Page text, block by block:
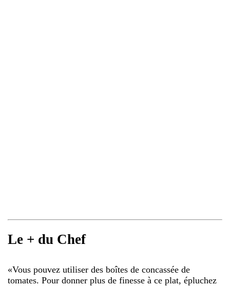
Le + du Chef
«Vous pouvez utiliser des boîtes de concassée de
tomates. Pour donner plus de finesse à ce plat, épluchez